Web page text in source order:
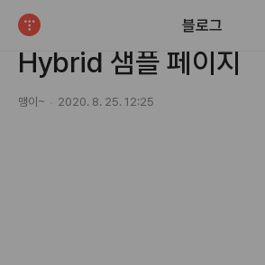
블로그
카테고리 없음
Hybrid 샘플 페이지
맹이~ 2020. 8. 25. 12:25